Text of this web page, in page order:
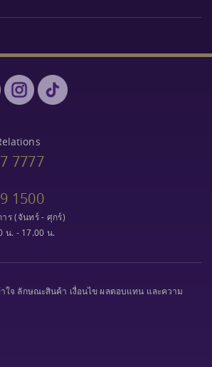
7777
1500
ร (จันทร์ - ศุกร์)
น. - 17.00 น.
ใจ ลักษณะสินค้า เงื่อนไข ผลตอบแทน และความ